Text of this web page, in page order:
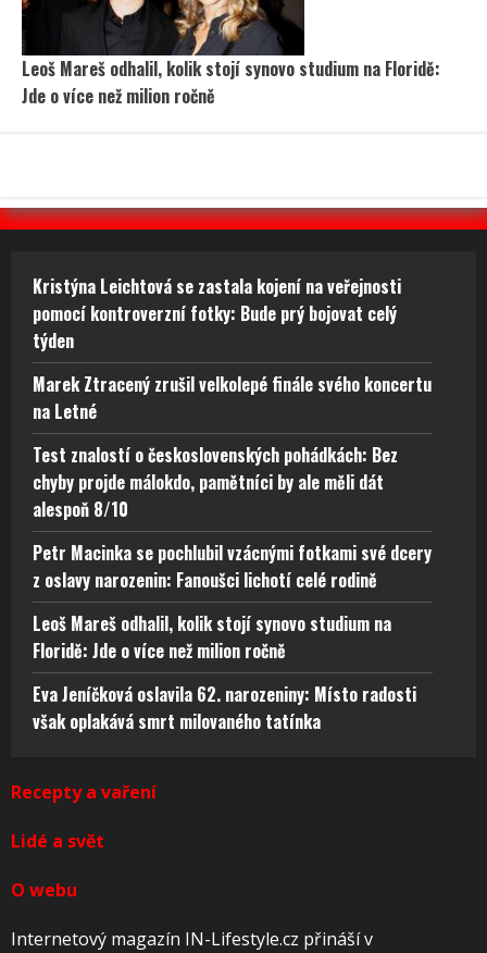
Leoš Mareš odhalil, kolik stojí synovo studium na Floridě:
Jde o více než milion ročně
Kristýna Leichtová se zastala kojení na veřejnosti
pomocí kontroverzní fotky: Bude prý bojovat celý
týden
Marek Ztracený zrušil velkolepé finále svého koncertu
na Letné
Test znalostí o československých pohádkách: Bez
chyby projde málokdo, pamětníci by ale měli dát
alespoň 8/10
Petr Macinka se pochlubil vzácnými fotkami své dcery
z oslavy narozenin: Fanoušci lichotí celé rodině
Leoš Mareš odhalil, kolik stojí synovo studium na
Floridě: Jde o více než milion ročně
Eva Jeníčková oslavila 62. narozeniny: Místo radosti
však oplakává smrt milovaného tatínka
Recepty a vaření
Lidé a svět
O webu
Internetový magazín IN-Lifestyle.cz přináší v